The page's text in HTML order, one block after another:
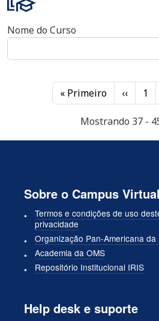
Nome do Curso
Paginação« PrimeiroPrimeira
‹‹ 1
Mostrando 37 -
Sobre o Campus
Termos e condições de uso
privacidade
Organização Pan-Americana da
Academia da OMS
Repositório Institucional IRIS
Help desk e suporte